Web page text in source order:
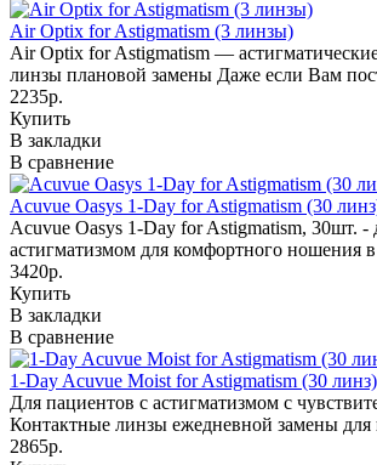
Air Optix for Astigmatism (3 линзы)
Air Optix for Astigmatism —
линзы плановой замены Даже если Вам
2235р.
Купить
В закладки
В сравнение
Acuvue Oasys 1-Day for Astigmatism (30
Acuvue Oasys 1-Day for Astigmatism, 30шт. -
астигматизмом для комфортного ношения
3420р.
Купить
В закладки
В сравнение
1-Day Acuvue Moist for Astigmatism (30 линз)
Для пациентов с астигматизмом с
Контактные линзы ежедневной замены для
2865р.